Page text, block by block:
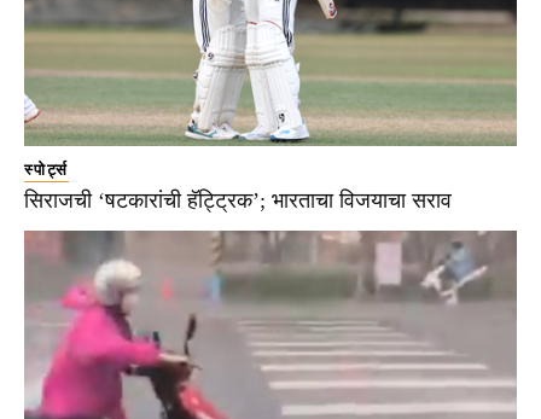
स्पोर्ट्स
सिराजची ‘षटकारांची हॅट्ट्रिक’; भारताचा विजयाचा सराव